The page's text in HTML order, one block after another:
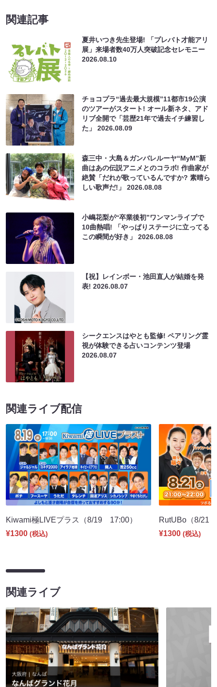
関連記事
夏井いつき先生登場! 「プレバト才能アリ
展」来場者数40万人突破記念セレモニー
2026.08.10
チョコプラ“過去最大規模”11都市19公演
のツアーがスタート! オール新ネタ、アド
リブ全開で「芸歴21年で過去イチ練習し
た」2026.08.09
森三中・大島＆ガンバレルーヤ“MyM”新
曲はあの伝説アニメとのコラボ! 作曲家が
絶賛「だれが歌っているんですか? 素晴ら
しい歌声だ!」2026.08.08
小嶋花梨が“卒業後初”ワンマンライブで
10曲熱唱! 「やっぱりステージに立ってる
この瞬間が好き」2026.08.08
【祝】レインボー・池田直人が結婚を発
表!2026.08.07
シークエンスはやとも監修! ペアリング霊
視が体験できる占いコンテンツ登場
2026.08.07
関連ライブ配信
Kiwami極LIVEプラス（8/19 17:00）
¥1300 (税込)
RutUBo（8/21
¥1300 (税込)
関連ライブ